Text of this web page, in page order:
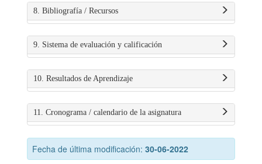
8. Bibliografía / Recursos
9. Sistema de evaluación y calificación
10. Resultados de Aprendizaje
11. Cronograma / calendario de la asignatura
Fecha de última modificación: 30-06-2022